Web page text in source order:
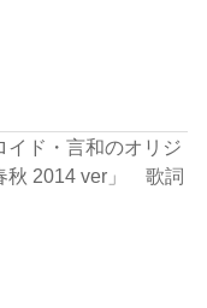
イド・言和のオリジ
秋 2014 ver」 歌詞